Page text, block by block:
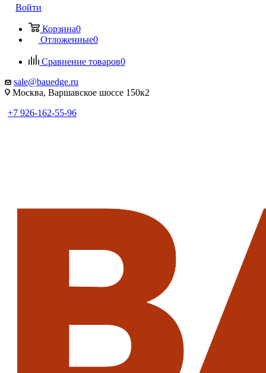
Войти
Корзина0
Отложенные0
Сравнение товаров0
sale@bauedge.ru
Москва, Варшавское шоссе 150к2
+7 926-162-55-96